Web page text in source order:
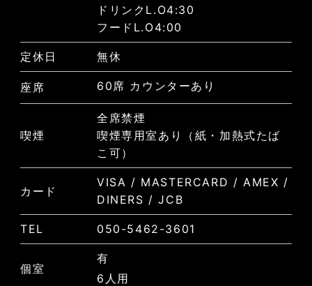
ドリンクL.O4:30
フードL.O4:00
定休日 無休
座席 60席 カウンターあり
喫煙
全席禁煙
喫煙専用室あり（紙・加熱式たば
こ可）
カード
VISA / MASTERCARD / AMEX /
DINERS / JCB
TEL 050-5462-3601
個室
有
6人用